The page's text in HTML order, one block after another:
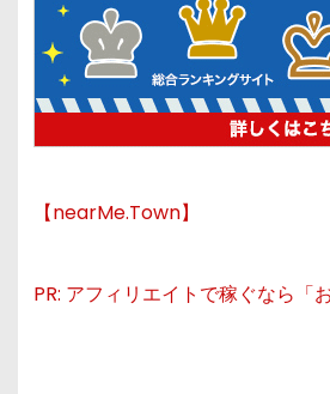
【nearMe.Town】
PR: アフィリエイトで稼ぐなら「